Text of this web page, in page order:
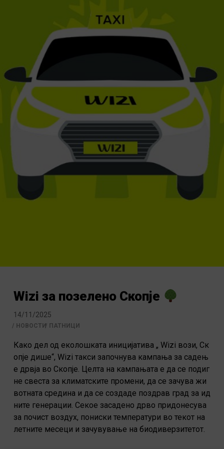
Wizi за позелено Скопје
14/11/2025
НОВОСТИ ПАТНИЦИ
Како дел од еколошката иницијатива „ Wizi вози, Ск
опје дише“, Wizi такси започнува кампања за садењ
е дрвја во Скопје. Целта на кампањата е да се подиг
не свеста за климатските промени, да се зачува жи
вотната средина и да се создаде поздрав град за ид
ните генерации. Секое засадено дрво придонесува
за почист воздух, пониски температури во текот на
летните месеци и зачувување на биодиверзитетот.